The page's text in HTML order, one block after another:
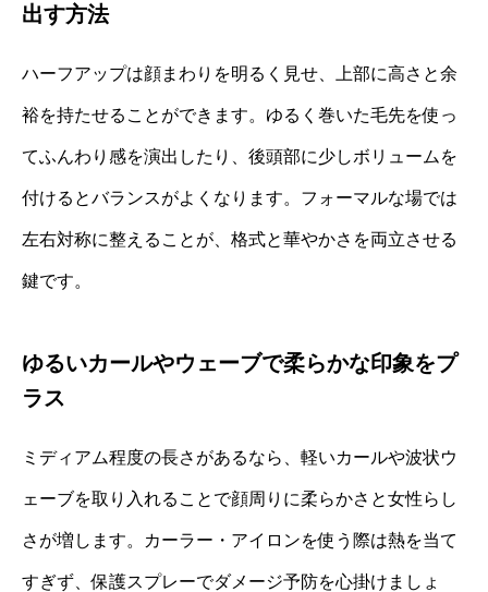
出す方法
ハーフアップは顔まわりを明るく見せ、上部に高さと余
裕を持たせることができます。ゆるく巻いた毛先を使っ
てふんわり感を演出したり、後頭部に少しボリュームを
付けるとバランスがよくなります。フォーマルな場では
左右対称に整えることが、格式と華やかさを両立させる
鍵です。
ゆるいカールやウェーブで柔らかな印象をプ
ラス
ミディアム程度の長さがあるなら、軽いカールや波状ウ
ェーブを取り入れることで顔周りに柔らかさと女性らし
さが増します。カーラー・アイロンを使う際は熱を当て
すぎず、保護スプレーでダメージ予防を心掛けましょ